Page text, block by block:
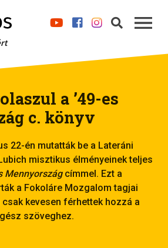
a ’49-es
c. könyv
22-én mutatták be a Lateráni
misztikus élményeinek teljes
Mennyországcímmel. Ezt a
a Fokoláre Mozgalom tagjai
kevesen férhettek hozzá a
szöveghez.